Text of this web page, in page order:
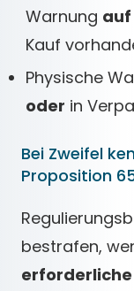
Warnung
Kauf
Physische
oder in
Bei Zweifel
Proposition
bestrafen,